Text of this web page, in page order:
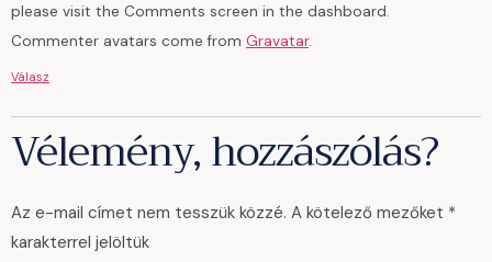
please visit the Comments screen in the dashboard.
Commenter avatars come from Gravatar.
Válasz
Vélemény, hozzászólás?
Az e-mail címet nem tesszük közzé. A kötelező mezőket *
karakterrel jelöltük